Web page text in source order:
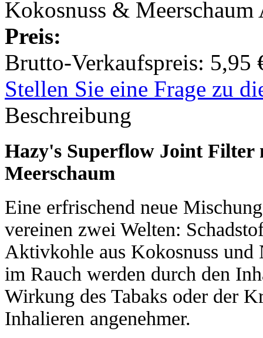
Kokosnuss &
Preis:
Brutto-Verkaufspreis: 5,95
Stellen Sie eine Frage zu
Beschreibung
Hazy's Superflow Joint
Meerschaum
Eine erfrischend neue
vereinen zwei Welten:
Aktivkohle aus Kokosnuss und
im Rauch werden durch den
Wirkung des Tabaks oder der
Inhalieren angenehmer.